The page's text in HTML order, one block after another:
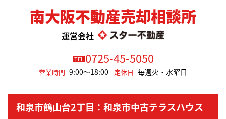
南大阪不動産売却相談所
運営会社
TEL0725-45-5050
営業時間 9:00～18:00 定休日 毎週火・水曜日
和泉市鶴山台2丁目：和泉市中古テラスハウス